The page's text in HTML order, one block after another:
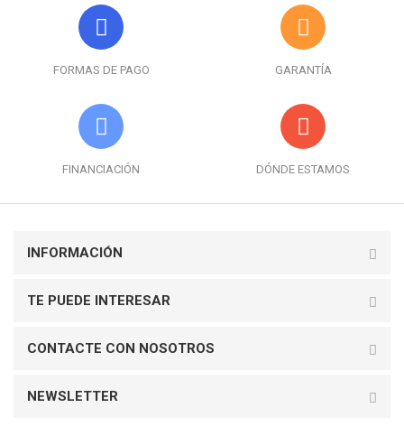
FORMAS DE PAGO GARANTÍA
FINANCIACIÓN DÓNDE ESTAMOS
INFORMACIÓN
TE PUEDE INTERESAR
CONTACTE CON NOSOTROS
NEWSLETTER